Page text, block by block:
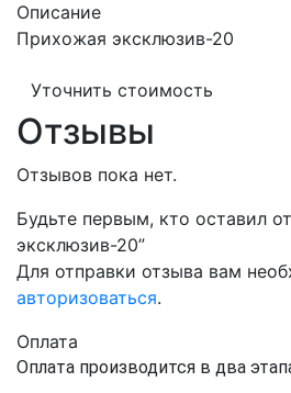
Описание
Прихожая эксклюзив-20
Уточнить стоимость
Отзывы
Отзывов пока нет.
Будьте первым, кто оставил
эксклюзив-20”
Для отправки отзыва вам
авторизоваться.
Оплата
Оплата производится в два